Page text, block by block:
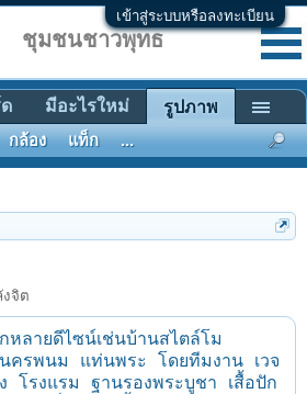
เข้าสู่ระบบหรือลงทะเบียน
จิต
หลายดีไซน์เช่นบ้านสไตล์โม
นครพนม แท่นพระ โดยทีมงาน
เวจ
โรงแรม ฐานรองพระบูชา
เสื้อปัก
ชุมชนชาวพุทธ
มีอะไรใหม่ รูปภาพ
กล้อง แท็ก ...